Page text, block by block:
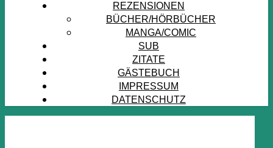
REZENSIONEN
BÜCHER/HÖRBÜCHER
MANGA/COMIC
SUB
ZITATE
GÄSTEBUCH
IMPRESSUM
DATENSCHUTZ